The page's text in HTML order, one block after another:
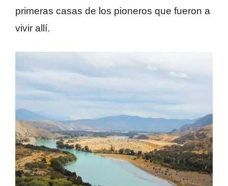
primeras casas de los pioneros que fueron a
vivir allí.